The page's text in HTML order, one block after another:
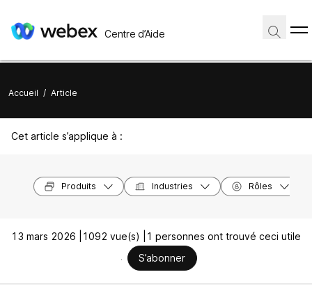
Centre d’Aide
Accueil / Article
Cet article s’applique à :
Produits Industries Rôles
13 mars 2026 | 1092 vue(s) |
1 personnes ont trouvé ceci utile
S’abonner